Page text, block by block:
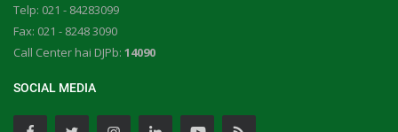
Telp: 021 - 84283099
Fax: 021 - 8248 3090
Call Center hai DJPb: 14090
SOCIAL MEDIA